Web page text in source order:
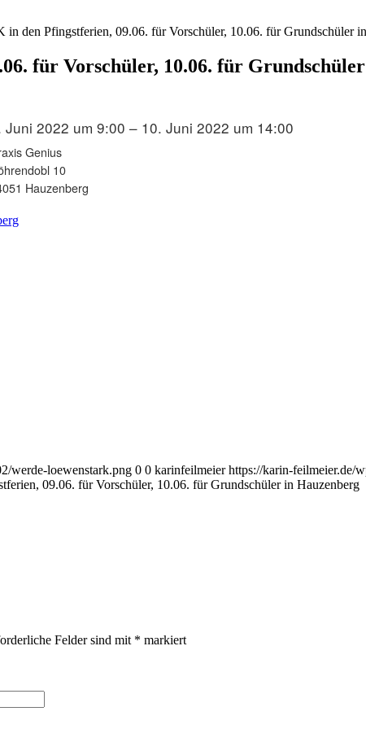
in den Pfingstferien, 09.06. für Vorschüler, 10.06. für Grundschüler
für Vorschüler, 10.06. für
Juni 2022 um 9:00 – 10. Juni 2022 um 14:00
Genius
10
Hauzenberg
werde-loewenstark.png 0 0 karinfeilmeier https://karin-feilmeier.de/
09.06. für Vorschüler, 10.06. für Grundschüler in Hauzenberg
Felder sind mit * markiert